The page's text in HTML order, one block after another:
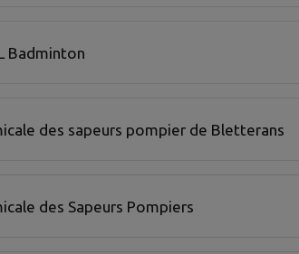
Badminton
des sapeurs pompier de Bletterans
des Sapeurs Pompiers